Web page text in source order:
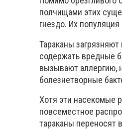
полчищами этих
гнездо. Их
Тараканы
содержать вредные
вызывают аллергию,
болезнетворные
Хотя эти насекомые
повсеместное
тараканы переносят